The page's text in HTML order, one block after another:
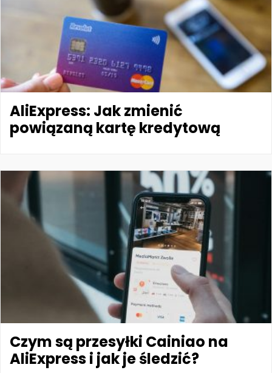
AliExpress: Jak zmienić
powiązaną kartę kredytową
Czym są przesyłki Cainiao na
AliExpress i jak je śledzić?